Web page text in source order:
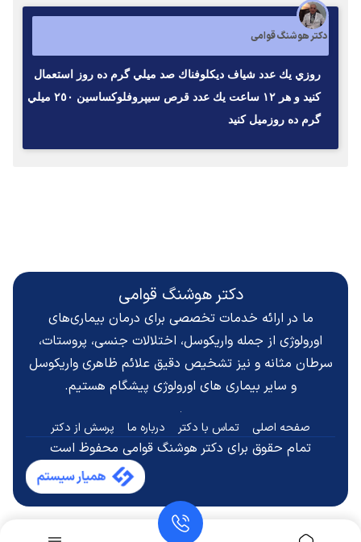
دکتر هوشنگ قوامی
روزي يك عدد شياف ديكلوفناك صد ميلي گرم ده روز استعمال
كنيد و هر ١٢ ساعت يك عدد قرص سيپروفلوكساسين ٢٥٠ ميلي
گرم ده روزميل كنيد
دکتر هوشنگ قوامی
ما در ارائه خدمات تخصصی برای درمان بیماری‌های
اورولوژی از جمله واریکوسل، اختلالات جنسی، پروستات،
سرطان مثانه و نیز تشخیص دقیقعلائم ظاهری واریکوسل
و سایر بیماری های اورولوژی پیشگام هستیم.
صفحه اصلی تماس با دکتر درباره ما پرسش از دکتر
تمام حقوق برای دکتر هوشنگ قوامی محفوظ است